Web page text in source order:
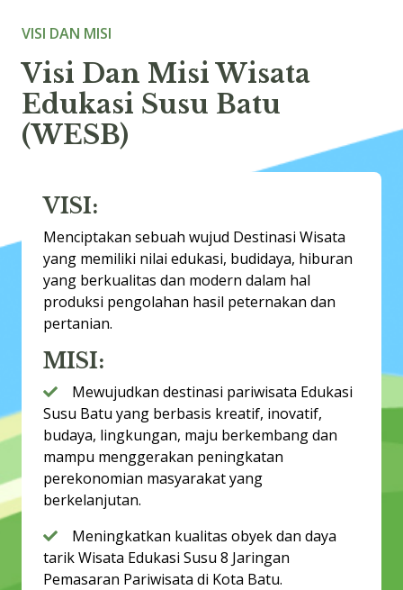
VISI DAN MISI
Visi Dan Misi Wisata
Edukasi Susu Batu
(WESB)
VISI:
Menciptakan sebuah wujud Destinasi Wisata
yang memiliki nilai edukasi, budidaya, hiburan
yang berkualitas dan modern dalam hal
produksi pengolahan hasil peternakan dan
pertanian.
MISI:
Mewujudkan destinasi pariwisata Edukasi
Susu Batu yang berbasis kreatif, inovatif,
budaya, lingkungan, maju berkembang dan
mampu menggerakan peningkatan
perekonomian masyarakat yang
berkelanjutan.
Meningkatkan kualitas obyek dan daya
tarik Wisata Edukasi Susu 8 Jaringan
Pemasaran Pariwisata di Kota Batu.